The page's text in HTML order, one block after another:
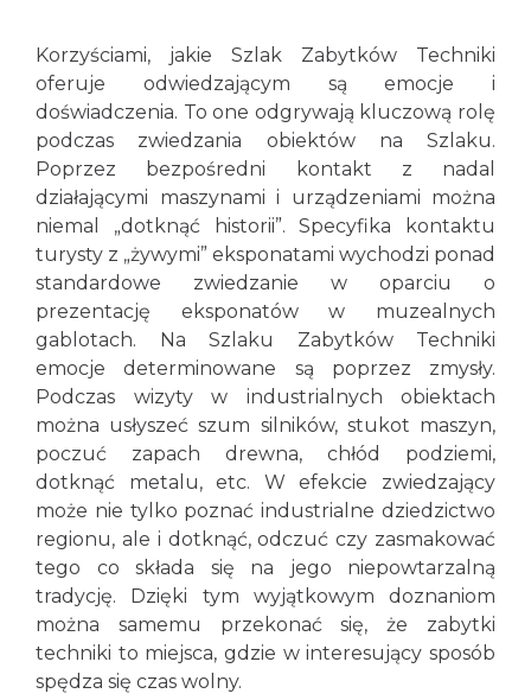
Korzyściami, jakie Szlak Zabytków Techniki
oferuje odwiedzającym są emocje i
doświadczenia. To one odgrywają kluczową rolę
podczas zwiedzania obiektów na Szlaku.
Poprzez bezpośredni kontakt z nadal
działającymi maszynami i urządzeniami można
niemal „dotknąć historii”. Specyfika kontaktu
turysty z „żywymi” eksponatami wychodzi ponad
standardowe zwiedzanie w oparciu o
prezentację eksponatów w muzealnych
gablotach. Na Szlaku Zabytków Techniki
emocje determinowane są poprzez zmysły.
Podczas wizyty w industrialnych obiektach
można usłyszeć szum silników, stukot maszyn,
poczuć zapach drewna, chłód podziemi,
dotknąć metalu, etc. W efekcie zwiedzający
może nie tylko poznać industrialne dziedzictwo
regionu, ale i dotknąć, odczuć czy zasmakować
tego co składa się na jego niepowtarzalną
tradycję. Dzięki tym wyjątkowym doznaniom
można samemu przekonać się, że zabytki
techniki to miejsca, gdzie w interesujący sposób
spędza się czas wolny.